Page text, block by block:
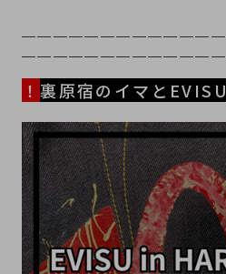
！裏原宿のイマとEVISU